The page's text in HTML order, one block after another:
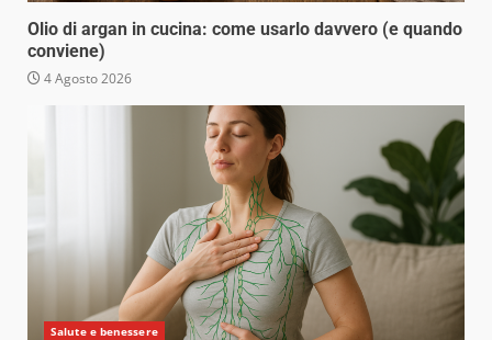
Olio di argan in cucina: come usarlo davvero (e quando
conviene)
4 Agosto 2026
Salute e benessere